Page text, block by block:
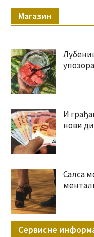
Магазин
И
нови
Салса
Сервисне